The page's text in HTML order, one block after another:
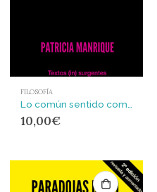
FILOSOFÍA
Lo común sentido como sentido común : políticas, poléticas y políricas contra el credo liberal
10,00€